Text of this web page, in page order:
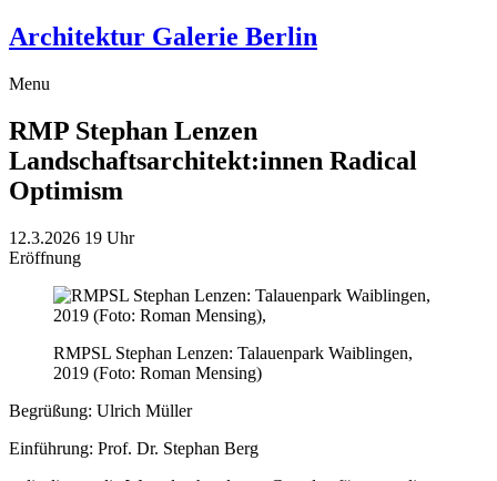
Architektur Galerie Berlin
Menu
RMP Stephan Lenzen
Landschaftsarchitekt:innen Radical
Optimism
12.3.2026 19 Uhr
Eröffnung
RMPSL Stephan Lenzen: Talauenpark Waiblingen,
2019 (Foto: Roman Mensing)
Begrüßung: Ulrich Müller
Einführung: Prof. Dr. Stephan Berg